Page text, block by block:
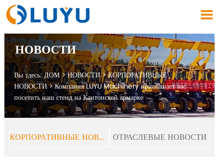

НОВОСТИ
Вы здесь:ДОМ>НОВОСТИ>КОРПОРАТИВНЫЕ
НОВОСТИ>Компания LUYU Machinery приглашает вас
посетить наш стенд на Кантонской ярмарке
КОРПОРАТИВНЫЕ НОВОСТИ ОТРАСЛЕВЫЕ НОВОСТИ